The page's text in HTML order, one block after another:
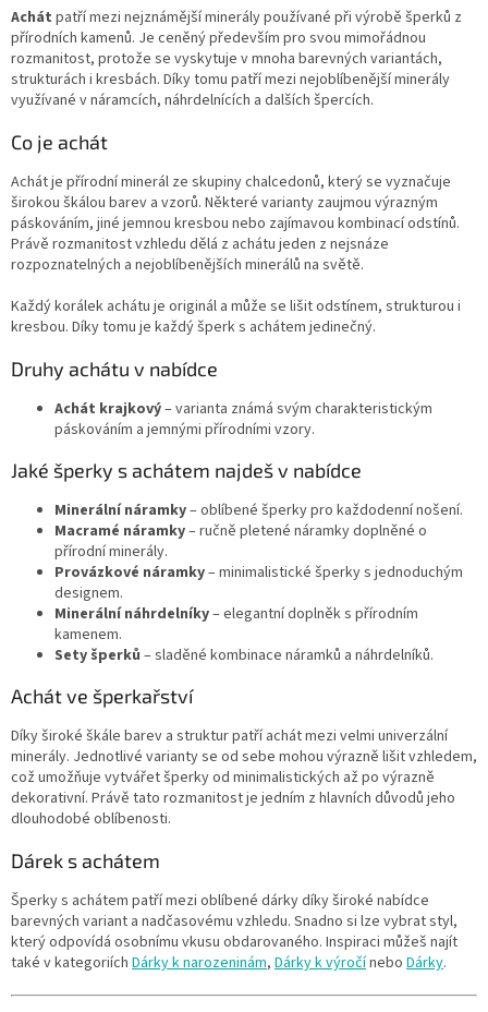
p
r
v
k
y
i
s
u
Achát patří mezi nejznámější minerály používané při výrobě šperků z
přírodních kamenů. Je ceněný především pro svou mimořádnou
rozmanitost, protože se vyskytuje v mnoha barevných variantách,
strukturách i kresbách. Díky tomu patří mezi nejoblíbenější minerály
využívané v náramcích, náhrdelnících a dalších špercích.
Co je achát
Achát je přírodní minerál ze skupiny chalcedonů, který se vyznačuje
širokou škálou barev a vzorů. Některé varianty zaujmou výrazným
páskováním, jiné jemnou kresbou nebo zajímavou kombinací odstínů.
Právě rozmanitost vzhledu dělá z achátu jeden z nejsnáze
rozpoznatelných a nejoblíbenějších minerálů na světě.
Každý korálek achátu je originál a může se lišit odstínem, strukturou i
kresbou. Díky tomu je každý šperk s achátem jedinečný.
Druhy achátu v nabídce
Achát krajkový– varianta známá svým charakteristickým
páskováním a jemnými přírodními vzory.
Jaké šperky s achátem najdeš v nabídce
Minerální náramky– oblíbené šperky pro každodenní nošení.
Macramé náramky– ručně pletené náramky doplněné o
přírodní minerály.
Provázkové náramky– minimalistické šperky s jednoduchým
designem.
Minerální náhrdelníky– elegantní doplněk s přírodním
kamenem.
Sety šperků – sladěné kombinace náramků a náhrdelníků.
Achát ve šperkařství
Díky široké škále barev a struktur patří achát mezi velmi univerzální
minerály. Jednotlivé varianty se od sebe mohou výrazně lišit vzhledem,
což umožňuje vytvářet šperky od minimalistických až po výrazně
dekorativní. Právě tato rozmanitost je jedním z hlavních důvodů jeho
dlouhodobé oblíbenosti.
Dárek s achátem
Šperky s achátem patří mezi oblíbené dárky díky široké nabídce
barevných variant a nadčasovému vzhledu. Snadno si lze vybrat styl,
který odpovídá osobnímu vkusu obdarovaného. Inspiraci můžeš najít
také v kategoriích Dárky k narozeninám, Dárky k výročínebo Dárky.